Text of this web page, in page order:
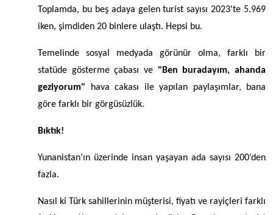
Toplamda, bu beş adaya gelen turist sayısı 2023'te 5.969
iken, şimdiden 20 binlere ulaştı. Hepsi bu.
Temelinde sosyal medyada görünür olma, farklı bir
statüde gösterme çabası ve "Ben buradayım, ahanda
geziyorum" hava cakası ile yapılan paylaşımlar, bana
göre farklı bir görgüsüzlük.
Bıktık!
Yunanistan’ın üzerinde insan yaşayan ada sayısı 200’den
fazla.
Nasıl ki Türk sahillerinin müşterisi, fiyatı ve rayiçleri farklı